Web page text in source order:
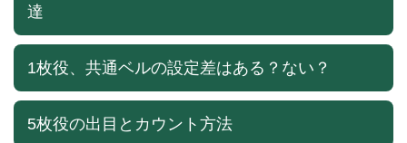
達
1枚役、共通ベルの設定差はある？ない？
5枚役の出目とカウント方法